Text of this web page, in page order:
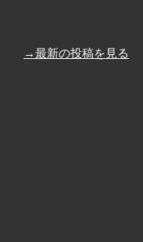
→最新の投稿を見る